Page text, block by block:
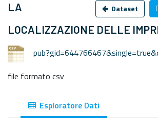
Dataset
LA
LOCALIZZAZIONE DELLE
file formato csv
Esploratore Dati